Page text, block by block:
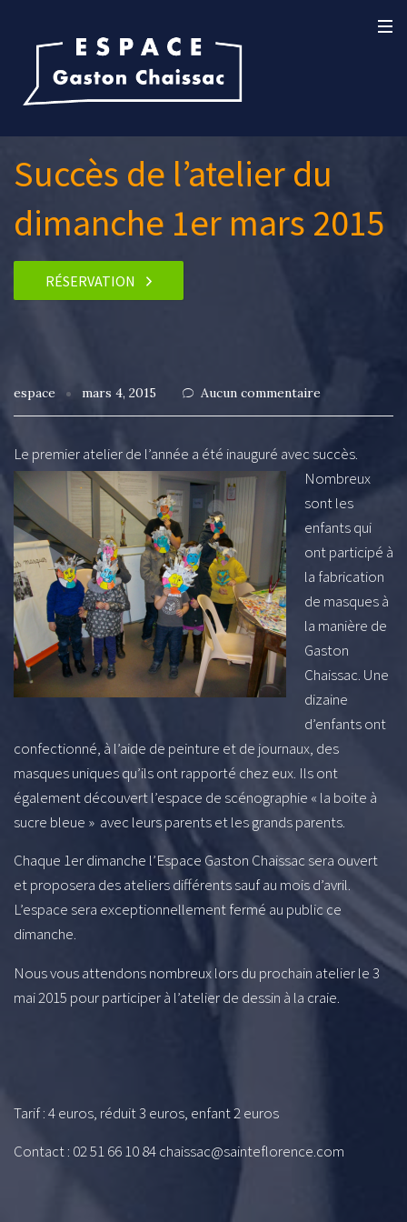
Succès de l’atelier du
dimanche 1er mars 2015
RÉSERVATION
espace mars 4, 2015 Aucun commentaire
Le premier atelier de l’année a été inauguré avec succès.
Nombreux
sont les
enfants qui
ont participé à
la fabrication
de masques à
la manière de
Gaston
Chaissac. Une
dizaine
d’enfants ont
confectionné, à l’aide de peinture et de journaux, des
masques uniques qu’ils ont rapporté chez eux. Ils ont
également découvert l’espace de scénographie « la boite à
sucre bleue » avec leurs parents et les grands parents.
Chaque 1er dimanche l’Espace Gaston Chaissac sera ouvert
et proposera des ateliers différents sauf au mois d’avril.
L’espace sera exceptionnellement fermé au public ce
dimanche.
Nous vous attendons nombreux lors du prochain atelier le 3
mai 2015 pour participer à l’atelier de dessin à la craie.
Tarif : 4 euros, réduit 3 euros, enfant 2 euros
Contact : 02 51 66 10 84 chaissac@sainteflorence.com